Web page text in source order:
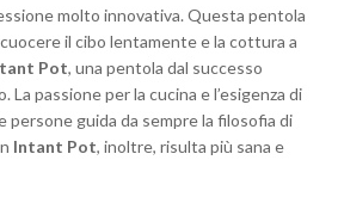
molto innovativa. Questa pentola
il cibo lentamente e la cottura a
Pot, una pentola dal successo
passione per la cucina e l’esigenza di
persone guida da sempre la filosofia di
Intant Pot, inoltre, risulta più sana e